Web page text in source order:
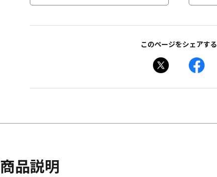
このページをシェアする
商品説明